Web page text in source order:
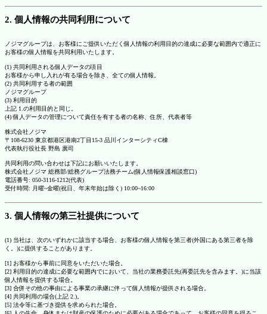
2. 個人情報の共同利用について
ノジマグループは、お客様にご提供いただく個人情報の利用目的の達成に必要な範囲内で適正に
お客様の個人情報を共同利用いたします。
(1) 共同利用される個人データの項目
お客様から申し入れが有る場合を除き、全ての個人情報。
(2) 共同利用する者の範囲
ノジマグループ
(3) 利用目的
上記 1.の利用目的と同じ。
(4) 個人データの管理について責任を有する者の名称、住所、代表者等
株式会社ノジマ
〒108-6230 東京都港区港南2丁目15-3 品川インターシティC棟
代表執行役社長 野島 廣司
共同利用の問い合わせは下記にお願いいたします。
株式会社ノジマ 総務部/総務グループ法務チーム(個人情報保護相談窓口)
電話番号: 050-3116-1212(代表)
受付時間: 月曜~金曜(祝日、年末年始は除く) 10:00~16:00
3. 個人情報の第三社提供について
(1) 当社は、次のいずれかに該当する場合、お客様の個人情報を第三者(外国にある第三者を除
く。)に提供することがあります。
[1] お客様から事前に同意をいただいた場合。
[2] 利用目的の達成に必要な範囲内でにおいて、当社の業務委託先(再委託先を含みます。)に当該
個人情報を提供する場合。
[3] 合併その他の事由による事業の承継に伴って個人情報が提供される場合。
[4] 共同利用の場合(上記 2.)。
[5] 法令等に基づき提供を求められた場合。